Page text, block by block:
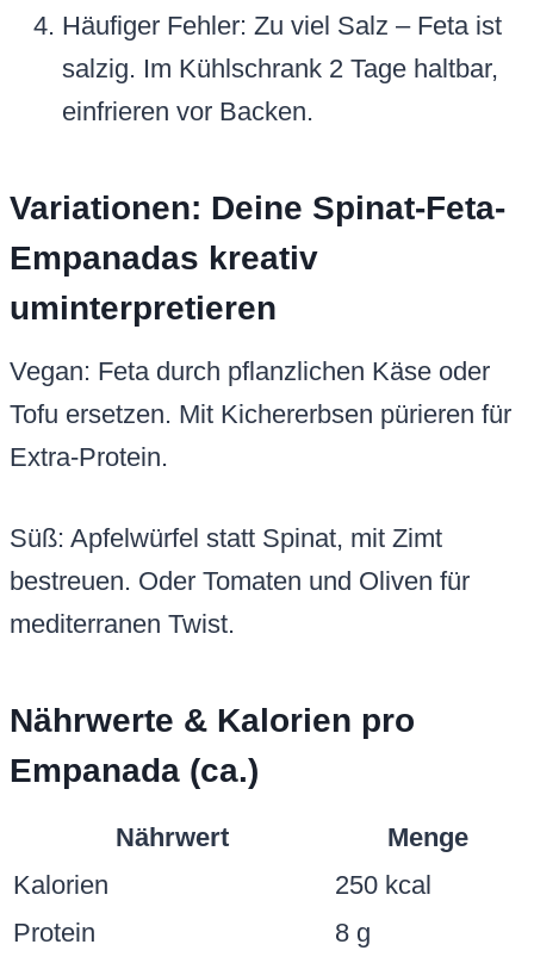
Häufiger Fehler: Zu viel Salz – Feta ist
salzig. Im Kühlschrank 2 Tage haltbar,
einfrieren vor Backen.
Variationen: Deine Spinat-Feta-
Empanadas kreativ
uminterpretieren
Vegan: Feta durch pflanzlichen Käse oder
Tofu ersetzen. Mit Kichererbsen pürieren für
Extra-Protein.
Süß: Apfelwürfel statt Spinat, mit Zimt
bestreuen. Oder Tomaten und Oliven für
mediterranen Twist.
Nährwerte & Kalorien pro
Empanada (ca.)
Nährwert
Menge
Kalorien
250 kcal
Protein
8 g